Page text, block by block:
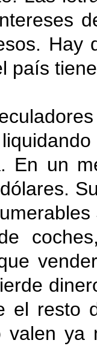
Hay
país
En un
el resto
valen ya